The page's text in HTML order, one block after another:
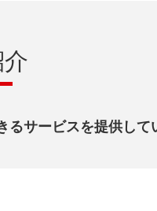
るサービスを提供して